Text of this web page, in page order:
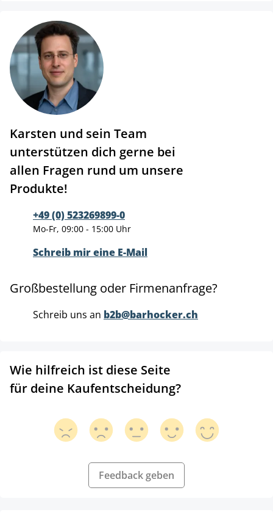
Karsten und sein Team
unterstützen dich gerne bei
allen Fragen rund um unsere
Produkte!
+49 (0) 523269899-0
Mo-Fr, 09:00 - 15:00 Uhr
Schreib mir eine E-Mail
Großbestellung oder Firmenanfrage?
Schreib uns an b2b@barhocker.ch
Wie hilfreich ist diese Seite
für deine Kaufentscheidung?
Feedback geben